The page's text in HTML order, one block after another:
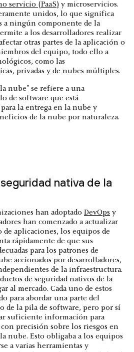
servicio (PaaS) y microservicios.
unidos, lo que significa
a ningún componente de la
a los desarrolladores realizar
otras partes de la aplicación o
del equipo, todo ello a
como las
privadas y de nubes múltiples.
nube" se refiere a una
de software que está
la entrega en la nube y
de la nube por naturaleza.
nativa de la
han adoptado DevOps y
han comenzado a actualizar
de aplicaciones, los equipos de
rápidamente de que sus
para los patrones de
accionados por desarrolladores,
de la infraestructura.
de seguridad nativos de la
al mercado. Cada uno de estos
para abordar una parte del
de la pila de software, pero por sí
suficiente información para
precisión sobre los riesgos en
nube. Esto obligaba a los equipos
a varias herramientas y